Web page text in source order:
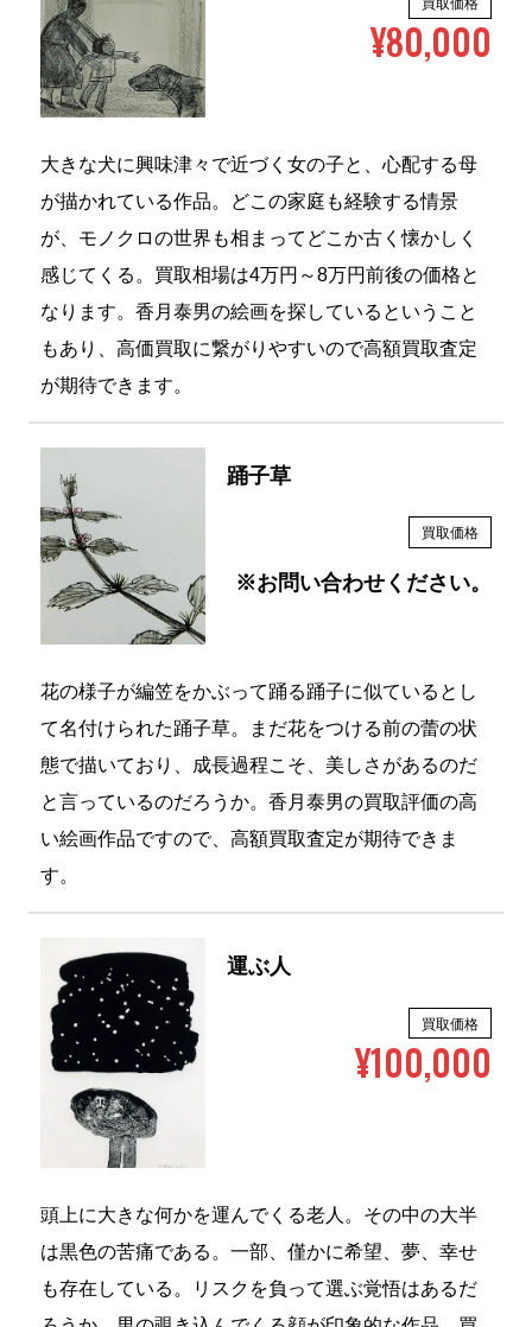
¥80,000
大きな犬に興味津々で近づく女の子と、心配する母
が描かれている作品。どこの家庭も経験する情景
が、モノクロの世界も相まってどこか古く懐かしく
感じてくる。買取相場は4万円～8万円前後の価格と
なります。香月泰男の絵画を探しているということ
もあり、高価買取に繋がりやすいので高額買取査定
踊子草
買取価格
※お問い合わせください。
花の様子が編笠をかぶって踊る踊子に似ているとし
て名付けられた踊子草。まだ花をつける前の蕾の状
態で描いており、成長過程こそ、美しさがあるのだ
と言っているのだろうか。香月泰男の買取評価の高
い絵画作品ですので、高額買取査定が期待できま
運ぶ人
買取価格
¥100,000
頭上に大きな何かを運んでくる老人。その中の大半
は黒色の苦痛である。一部、僅かに希望、夢、幸せ
も存在している。リスクを負って選ぶ覚悟はあるだ
ろうか。男の覗き込んでくる顔が印象的な作品。買